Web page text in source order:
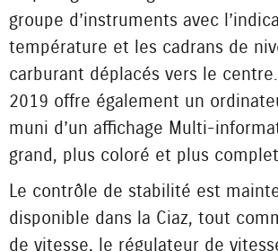
groupe d’instruments avec
température et les cadrans de
carburant déplacés vers le
2019 offre également un
muni d’un affichage Multi-
grand, plus coloré et plus
Le contrôle de stabilité est
disponible dans la Ciaz, tout
de vitesse, le régulateur de